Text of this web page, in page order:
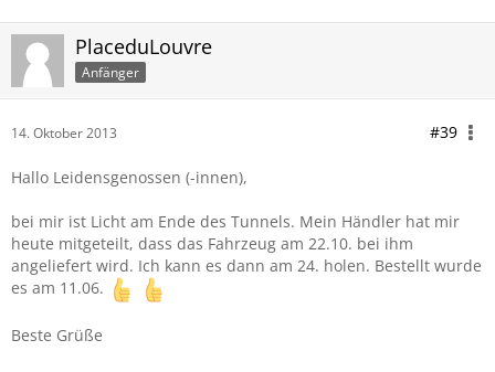
PlaceduLouvre
Anfänger
14. Oktober 2013 #39
Hallo Leidensgenossen (-innen),
bei mir ist Licht am Ende des Tunnels. Mein Händler hat mir
heute mitgeteilt, dass das Fahrzeug am 22.10. bei ihm
angeliefert wird. Ich kann es dann am 24. holen. Bestellt wurde
es am 11.06.
Beste Grüße